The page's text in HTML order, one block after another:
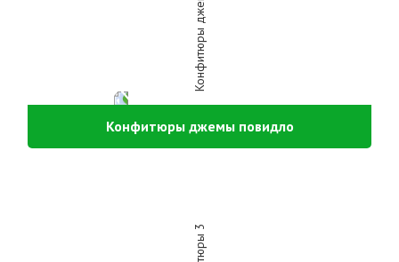
Конфитюры джемы повидло